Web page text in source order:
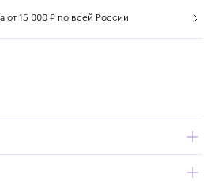
от 15 000 ₽ по всей России